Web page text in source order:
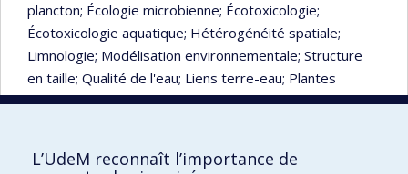
plancton; Écologie microbienne; Écotoxicologie;
Écotoxicologie aquatique; Hétérogénéité spatiale;
Limnologie; Modélisation environnementale; Structure
en taille; Qualité de l'eau; Liens terre-eau; Plantes
envahissantes; Métaux; Impacts cumulatifs; Lacs;
Frédéric Pitre
L’UdeM reconnaît l’importance de